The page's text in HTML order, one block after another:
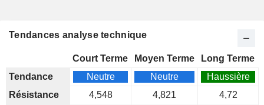
Tendances analyse technique
Court Terme Moyen Terme
Long Terme
Tendance
Neutre Neutre
Haussière
Résistance
4,548 4,821
4,72